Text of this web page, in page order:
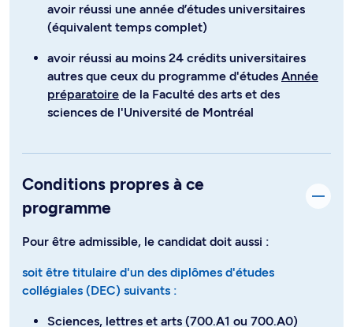
avoir réussi une année d’études universitaires
(équivalent temps complet)
avoir réussi au moins 24 crédits universitaires
autres que ceux du programme d'études Année
préparatoire de la Faculté des arts et des
sciences de l'Université de Montréal
Conditions propres à ce
programme
Pour être admissible, le candidat doit aussi :
soit être titulaire d'un des diplômes d'études
collégiales (DEC) suivants :
Sciences, lettres et arts (700.A1 ou 700.A0)